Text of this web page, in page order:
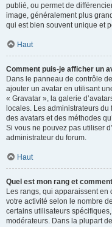
publié, ou permet de
image, généralement plus
qui est bien souvent unique et
Haut
Comment puis-je afficher un
Dans le panneau de contrôle
ajouter un avatar en utilisant
« Gravatar », la galerie
locales. Les administrateurs
des avatars et des méthodes
Si vous ne pouvez pas utiliser
administrateur du forum.
Haut
Quel est mon rang et
Les rangs, qui apparaissent en
votre activité selon le nombre
certains utilisateurs
modérateurs. Dans la plupart